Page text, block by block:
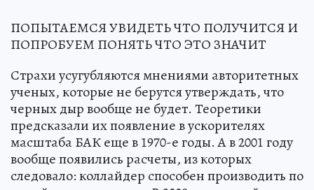
ПОПЫТАЕМСЯ УВИДЕТЬ ЧТО ПОЛУЧИТСЯ И
ПОПРОБУЕМ ПОНЯТЬ ЧТО ЭТО ЗНАЧИТ
Страхи усугубляются мнениями авторитетных
ученых, которые не берутся утверждать, что
черных дыр вообще не будет. Теоретики
предсказали их появление в ускорителях
масштаба БАК еще в 1970-е годы. А в 2001 году
вообще появились расчеты, из которых
следовало: коллайдер способен производить по